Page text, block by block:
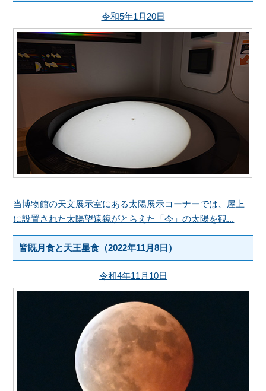
令和5年1月20日
当博物館の天文展示室にある太陽展示コーナーでは、屋上
に設置された太陽望遠鏡がとらえた「今」の太陽を観...
皆既月食と天王星食（2022年11月8日）
令和4年11月10日